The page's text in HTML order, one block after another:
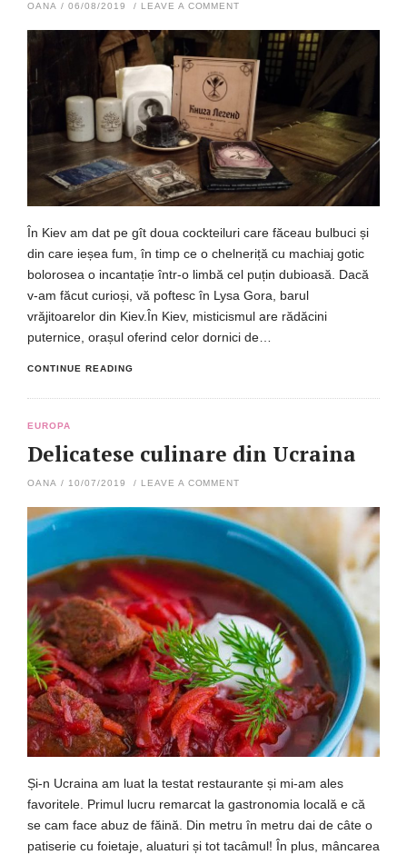
OANA / 06/08/2019 / LEAVE A COMMENT
În Kiev am dat pe gît doua cockteiluri care făceau bulbuci și
din care ieșea fum, în timp ce o chelneriță cu machiaj gotic
bolorosea o incantație într-o limbă cel puțin dubioasă. Dacă
v-am făcut curioși, vă poftesc în Lysa Gora, barul
vrăjitoarelor din Kiev.În Kiev, misticismul are rădăcini
puternice, orașul oferind celor dornici de…
CONTINUE READING
EUROPA
Delicatese culinare din Ucraina
OANA / 10/07/2019 / LEAVE A COMMENT
Și-n Ucraina am luat la testat restaurante și mi-am ales
favoritele. Primul lucru remarcat la gastronomia locală e că
se cam face abuz de făină. Din metru în metru dai de câte o
patiserie cu foietaje, aluaturi și tot tacâmul! În plus, mâncarea